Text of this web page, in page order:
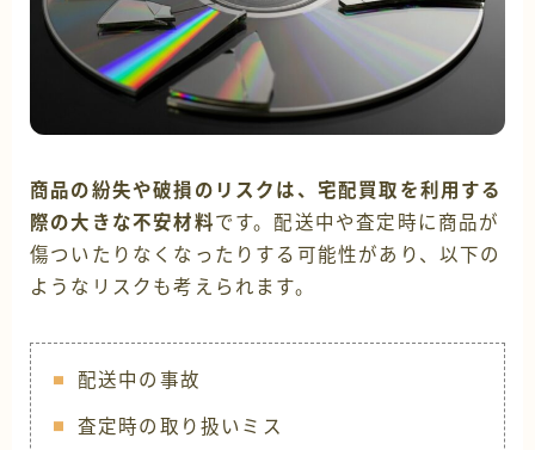
商品の紛失や破損のリスクは、宅配買取を利用する
際の大きな不安材料です。配送中や査定時に商品が
傷ついたりなくなったりする可能性があり、以下の
ようなリスクも考えられます。
配送中の事故
査定時の取り扱いミス